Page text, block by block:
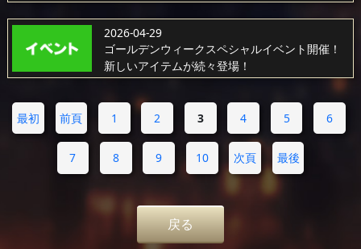
2026-04-29
ゴールデンウィークスペシャルイベント開催！
新しいアイテムが続々登場！
最初 前頁 1 2 3 4 5 6
7 8 9 10 次頁 最後
戻る